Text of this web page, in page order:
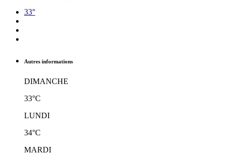
33°
Autres informations
DIMANCHE
33°C
LUNDI
34°C
MARDI